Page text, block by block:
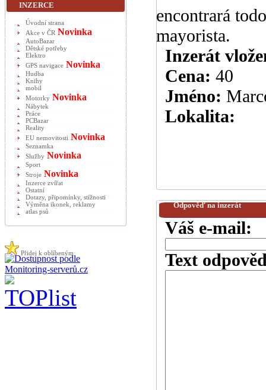
encontrará
mayorista.
Inzerát
Cena: 40
Jméno:
Lokalita:
Odpověď na inzerát
Váš e-mail:
Text
INZERCE
Úvodní strana
Akce v ČR Novinka
AutoBazar
Dětské potřeby
Elektro
GPS navigace Novinka
Hudba
Knihy
mobil
Motorky Novinka
Nábytek
Práce
PCBazar
Reality
EU nemovitosti Novinka
Seznamka
Služby Novinka
Sport
Stroje Novinka
Inzerce zvířat
Ostatní
Dotazy, připomínky, stížnosti
Výměna ikonek, reklamy
atlas psů
Přidej k oblíbeným